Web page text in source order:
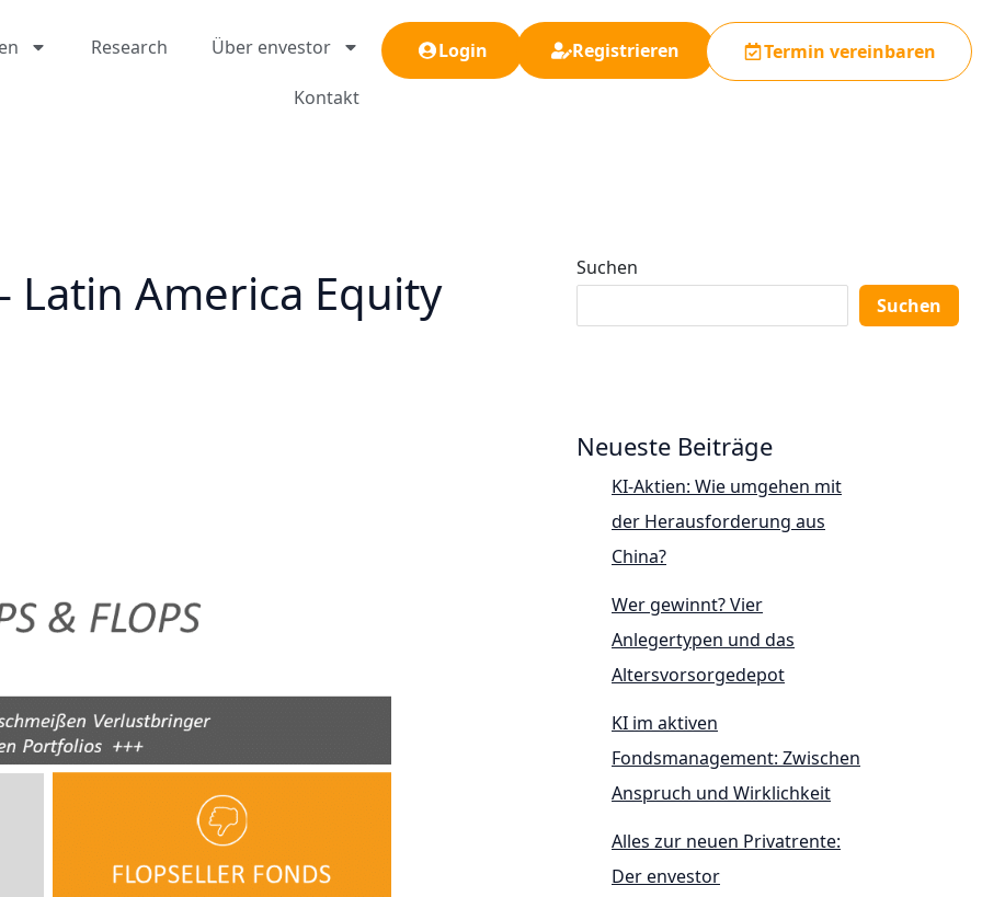
Research Über envestor
Kontakt
Login Registrieren Termin vereinbaren
Latin America Equity
Suchen
Suchen
Neueste Beiträge
KI-Aktien: Wie umgehen mit
der Herausforderung aus
China?
Wer gewinnt? Vier
Anlegertypen und das
Altersvorsorgedepot
KI im aktiven
Fondsmanagement: Zwischen
Anspruch und Wirklichkeit
Alles zur neuen Privatrente:
Der envestor